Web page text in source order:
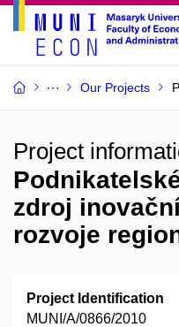
Our Projects
Project
zdroj
rozvoje
Project Identification
MUNI/A/0866/2010